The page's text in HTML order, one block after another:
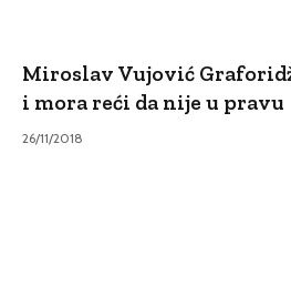
Miroslav Vujović
i mora reći da nije u pravu
26/11/2018